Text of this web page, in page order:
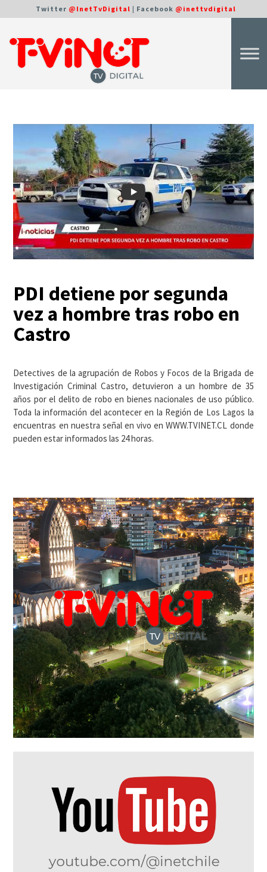
Twitter @InetTvDigital | Facebook @inettvdigital
PDI detiene por segunda
vez a hombre tras robo en
Castro
Detectives de la agrupación de Robos y Focos de la Brigada de
Investigación Criminal Castro, detuvieron a un hombre de 35
años por el delito de robo en bienes nacionales de uso público.
Toda la información del acontecer en la Región de Los Lagos la
encuentras en nuestra señal en vivo en WWW.TVINET.CL donde
pueden estar informados las 24 horas.